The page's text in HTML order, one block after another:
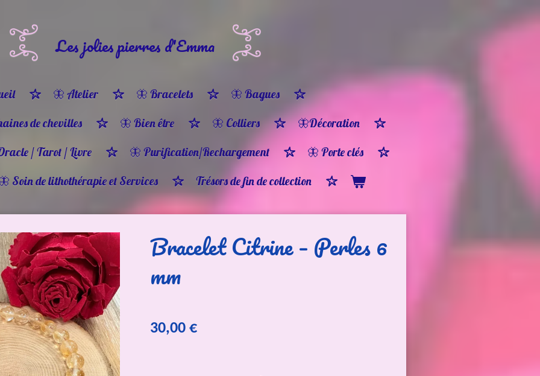
Les jolies pierres d'Emma
🦋 Atelier 🦋 Bracelets
🦋 Bagues
de chevilles
🦋 Bien être 🦋 Colliers
🦋Décoration
/ Tarot / Livre
🦋 Purification/Rechargement
🦋 Porte clés
Soin de lithothérapie et Services
Trésors de fin de collection
Bracelet Citrine – Perles 6
mm
30,00 €